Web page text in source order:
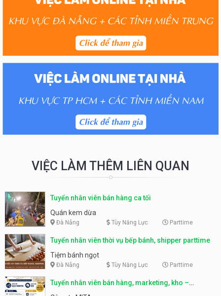
VIỆC LÀM THÊM LIÊN QUAN
Tuyển nhân viên bán hàng ca tối
Quán kem dừa
Đà Nẵng Tùy Năng Lực Parttime
Tuyển nhân viên thời vụ bếp bánh, shipper parttime
Tiệm bánh ngọt
Đà Nẵng Tùy Năng Lực Parttime
Tuyển nhân viên bán hàng, marketing, kho –